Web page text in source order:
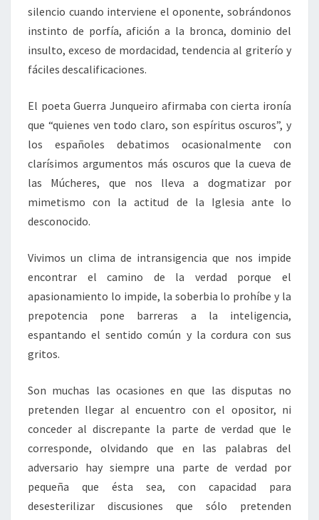
silencio cuando interviene el oponente, sobrándonos
instinto de porfía, afición a la bronca, dominio del
insulto, exceso de mordacidad, tendencia al griterío y
fáciles descalificaciones.
El poeta Guerra Junqueiro afirmaba con cierta ironía
que “quienes ven todo claro, son espíritus oscuros”, y
los españoles debatimos ocasionalmente con
clarísimos argumentos más oscuros que la cueva de
las Múcheres, que nos lleva a dogmatizar por
mimetismo con la actitud de la Iglesia ante lo
desconocido.
Vivimos un clima de intransigencia que nos impide
encontrar el camino de la verdad porque el
apasionamiento lo impide, la soberbia lo prohíbe y la
prepotencia pone barreras a la inteligencia,
espantando el sentido común y la cordura con sus
gritos.
Son muchas las ocasiones en que las disputas no
pretenden llegar al encuentro con el opositor, ni
conceder al discrepante la parte de verdad que le
corresponde, olvidando que en las palabras del
adversario hay siempre una parte de verdad por
pequeña que ésta sea, con capacidad para
desesterilizar discusiones que sólo pretenden